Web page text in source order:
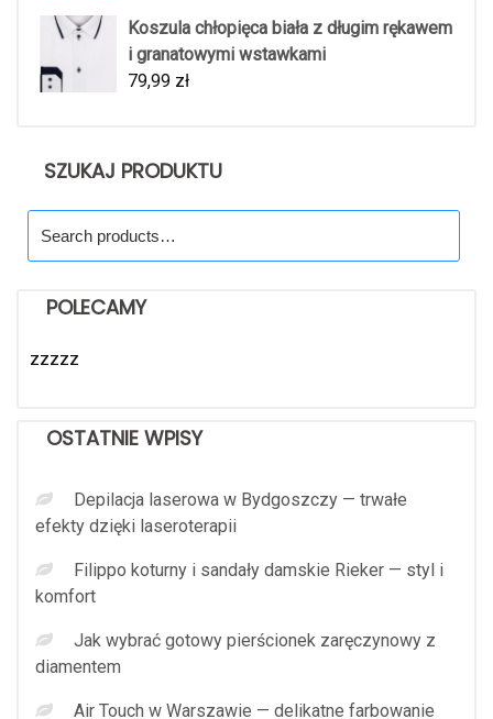
Koszula chłopięca biała z długim rękawem
i granatowymi wstawkami
79,99 zł
SZUKAJ PRODUKTU
for:
POLECAMY
zzzzz
OSTATNIE WPISY
Depilacja laserowa w Bydgoszczy — trwałe
efekty dzięki laseroterapii
Filippo koturny i sandały damskie Rieker — styl i
komfort
Jak wybrać gotowy pierścionek zaręczynowy z
diamentem
Air Touch w Warszawie — delikatne farbowanie